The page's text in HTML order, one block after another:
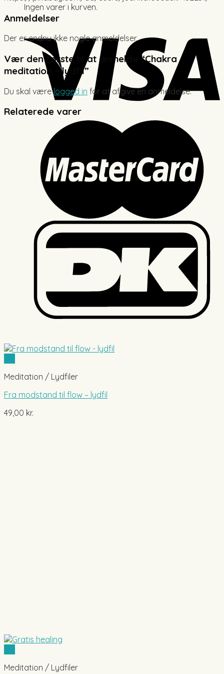
Ingen varer i kurven.
Anmeldelser
Der er endnu ikke nogle anmeldelser.
Vær den første til at anmelde “Chakra
meditation – lydfil”
Du skal værelogged in for at afgive en anmeldelse.
Relaterede varer
Meditation / Lydfiler
Fra modstand til flow – lydfil
49,00 kr.
Meditation / Lydfiler